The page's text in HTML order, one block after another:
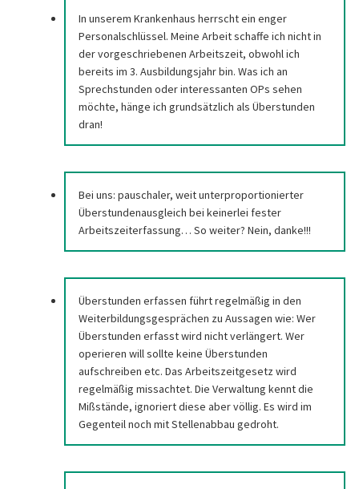
In unserem Krankenhaus herrscht ein enger
Personalschlüssel. Meine Arbeit schaffe ich nicht in
der vorgeschriebenen Arbeitszeit, obwohl ich
bereits im 3. Ausbildungsjahr bin. Was ich an
Sprechstunden oder interessanten OPs sehen
möchte, hänge ich grundsätzlich als Überstunden
dran!
Bei uns: pauschaler, weit unterproportionierter
Überstundenausgleich bei keinerlei fester
Arbeitszeiterfassung… So weiter? Nein, danke!!!
Überstunden erfassen führt regelmäßig in den
Weiterbildungsgesprächen zu Aussagen wie: Wer
Überstunden erfasst wird nicht verlängert. Wer
operieren will sollte keine Überstunden
aufschreiben etc. Das Arbeitszeitgesetz wird
regelmäßig missachtet. Die Verwaltung kennt die
Mißstände, ignoriert diese aber völlig. Es wird im
Gegenteil noch mit Stellenabbau gedroht.